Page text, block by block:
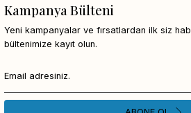
Kampanya Bülteni
Yeni kampanyalar ve fırsatlardan ilk siz
bültenimize kayıt olun.